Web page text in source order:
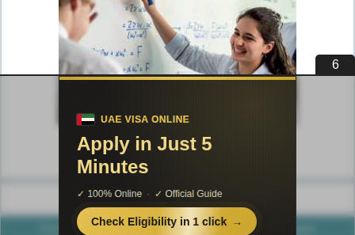
Публикации по педагогике
Разделы публикаций
Poznayka.org - Познайка.Орг - 2016-2026 год. Материал
5